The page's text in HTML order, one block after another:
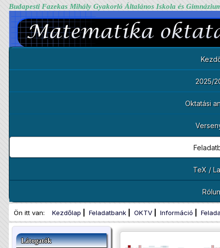
Budapesti Fazekas Mihály Gyakorló Általános Iskola és
2025/
Oktatási
TeX /
Ön itt van: Kezdőlap Feladatbank OKTV Információ
Látogatók